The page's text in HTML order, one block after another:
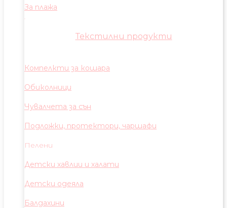
За плажа
Текстилни продукти
Компелкти за кошара
Обиколници
Чувалчета за сън
Подложки, протектори, чаршафи
Пелени
Детски хавлии и халати
Детски одеяла
Балдахини